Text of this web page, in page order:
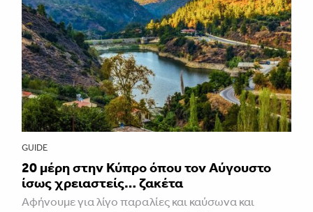
GUIDE
20 μέρη στην Κύπρο όπου τον Αύγουστο
ίσως χρειαστείς… ζακέτα
Αφήνουμε για λίγο παραλίες και καύσωνα και